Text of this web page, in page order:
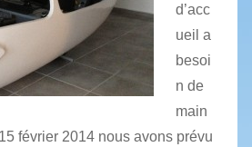
d’acc
ueil a
besoi
n de
main
février 2014 nous avons prévu